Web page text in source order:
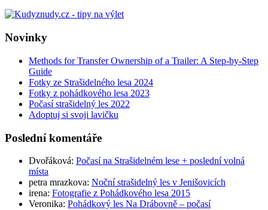
Novinky
Methods for Transfer Ownership of a Trailer: A Step-by-Step
Guide
Fotky ze Strašidelného lesa 2024
Fotky z pohádkového lesa 2023
Počasí strašidelný les 2022
Adoptuj si svoji lavičku
Poslední komentáře
Dvořáková: Počasí na Strašidelném lese + poslední volná
místa
petra mrazkova: Noční strašidelný les v Jenišovicích
irena: Fotografie z Pohádkového lesa 2015
Veronika: Pohádkový les Na Drábovně – počasí